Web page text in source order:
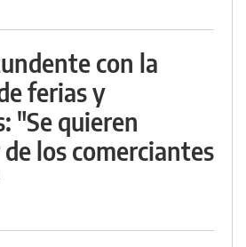
con la
ferias y
"Se quieren
los comerciantes